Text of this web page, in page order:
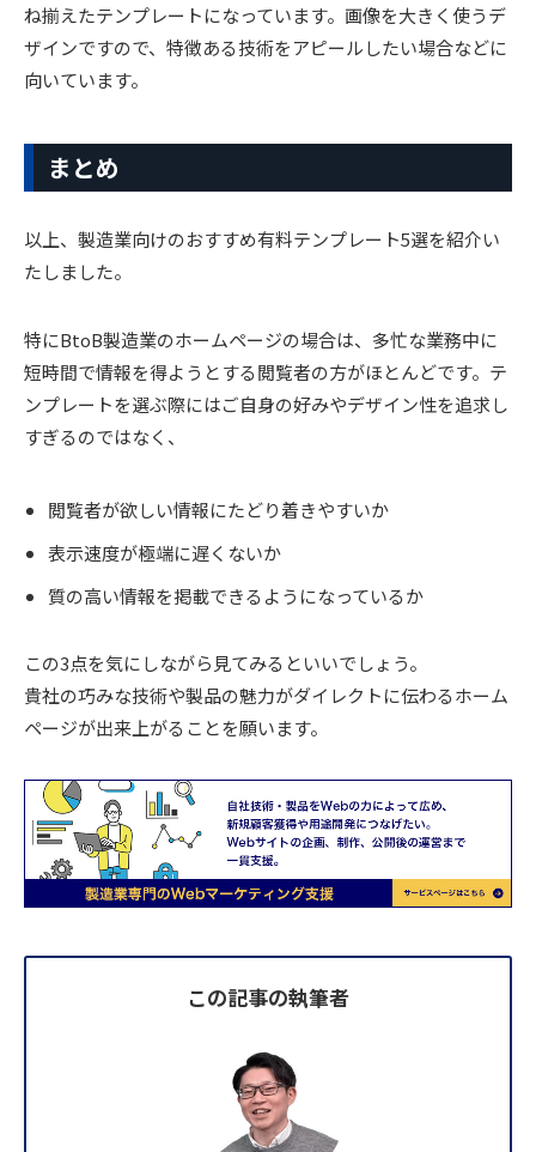
ね揃えたテンプレートになっています。画像を大きく使うデ
ザインですので、特徴ある技術をアピールしたい場合などに
向いています。
まとめ
以上、製造業向けのおすすめ有料テンプレート5選を紹介い
たしました。
特にBtoB製造業のホームページの場合は、多忙な業務中に
短時間で情報を得ようとする閲覧者の方がほとんどです。テ
ンプレートを選ぶ際にはご自身の好みやデザイン性を追求し
すぎるのではなく、
閲覧者が欲しい情報にたどり着きやすいか
表示速度が極端に遅くないか
質の高い情報を掲載できるようになっているか
この3点を気にしながら見てみるといいでしょう。
貴社の巧みな技術や製品の魅力がダイレクトに伝わるホーム
ページが出来上がることを願います。
この記事の執筆者